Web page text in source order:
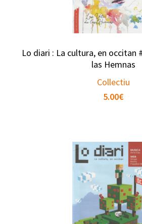
Lo diari : La cultura, en occitan
las Hemnas
Collectiu
5.00€